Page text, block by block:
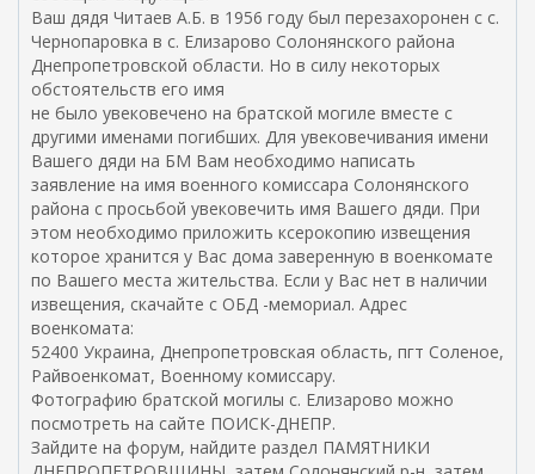
с
ы
а
)
Ваш дядя Читаев А.Б. в 1956 году был перезахоронен с с.
Чернопаровка в с. Елизарово Солонянского района
Днепропетровской области. Но в силу некоторых
обстоятельств его имя
не было увековечено на братской могиле вместе с
другими именами погибших. Для увековечивания имени
Вашего дяди на БМ Вам необходимо написать
заявление на имя военного комиссара Солонянского
района с просьбой увековечить имя Вашего дяди. При
этом необходимо приложить ксерокопию извещения
которое хранится у Вас дома заверенную в военкомате
по Вашего места жительства. Если у Вас нет в наличии
извещения, скачайте с ОБД -мемориал. Адрес
военкомата:
52400 Украина, Днепропетровская область, пгт Соленое,
Райвоенкомат, Военному комиссару.
Фотографию братской могилы с. Елизарово можно
посмотреть на сайте ПОИСК-ДНЕПР.
Зайдите на форум, найдите раздел ПАМЯТНИКИ